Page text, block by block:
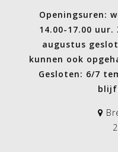
Openingsuren:
14.00-17.00
augustus
kunnen ook
Gesloten: 6/7